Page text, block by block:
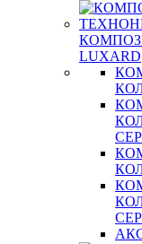
LUXARD